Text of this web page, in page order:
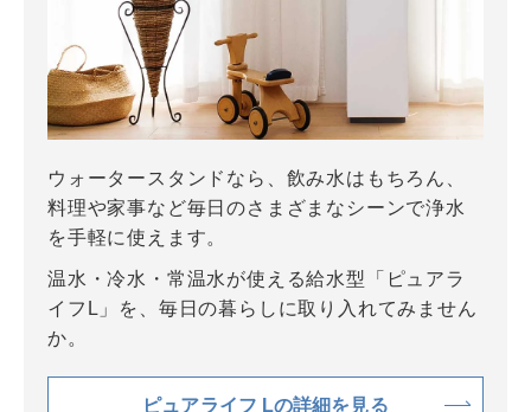
ウォータースタンドなら、飲み水はもちろん、
料理や家事など毎日のさまざまなシーンで浄水
を手軽に使えます。
温水・冷水・常温水が使える給水型「ピュアラ
イフL」を、毎日の暮らしに取り入れてみません
か。
ピュアライフ Lの詳細を見る